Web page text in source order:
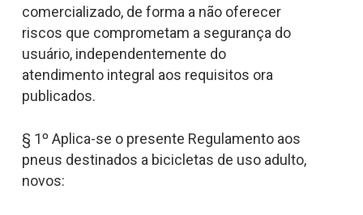
comercializado, de forma a não oferecer
riscos que comprometam a segurança do
usuário, independentemente do
atendimento integral aos requisitos ora
publicados.
§ 1º Aplica-se o presente Regulamento aos
pneus destinados a bicicletas de uso adulto,
novos: